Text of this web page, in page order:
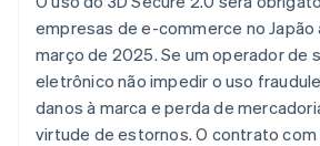
empresas de e-commerce no Japão
março de 2025. Se um operador de
eletrônico não impedir o uso
danos à marca e perda de
virtude de estornos. O contrato com